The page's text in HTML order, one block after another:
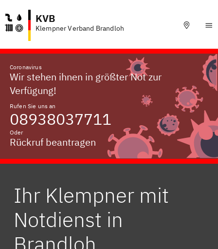
KVB
Klempner Verband Brandloh
Coronavirus
Wir stehen ihnen in größter Not zur
Verfügung!
Rufen Sie uns an
08938037711
Oder
Rückruf beantragen
Ihr Klempner mit
Notdienst in